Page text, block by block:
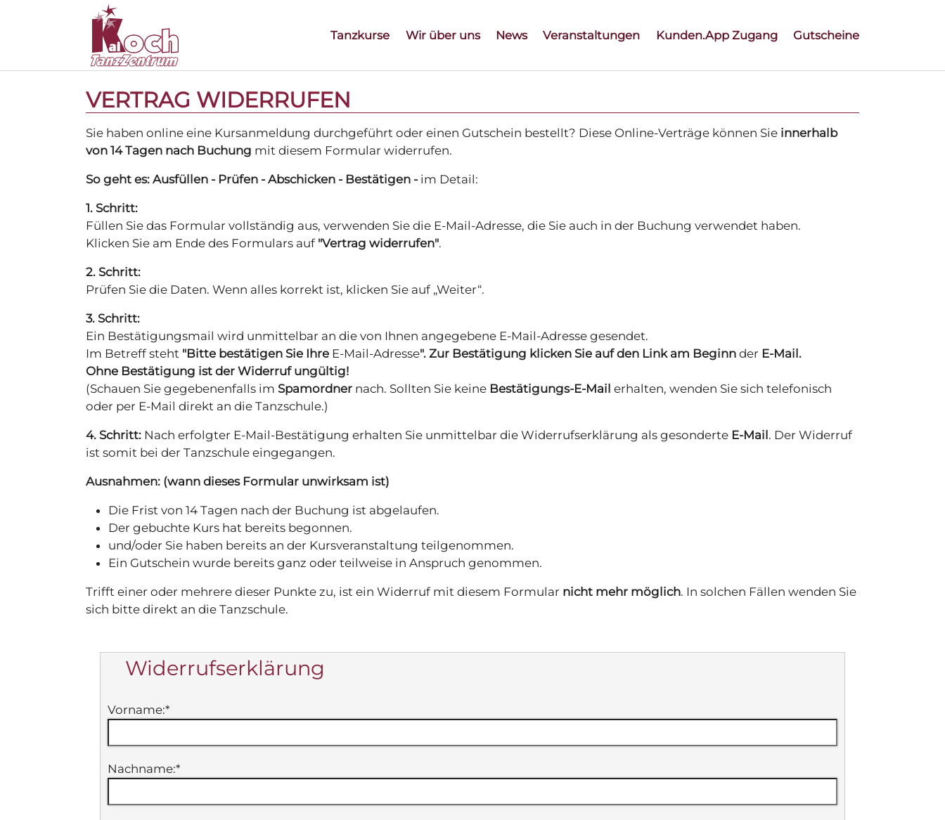
Tanzkurse Wir über uns News Veranstaltungen Kunden.App Zugang Gutscheine
VERTRAG WIDERRUFEN
Sie haben online eine Kursanmeldung durchgeführt oder einen Gutschein bestellt? Diese Online-Verträge können Sie innerhalb
von 14 Tagen nach Buchung mit diesem Formular widerrufen.
So geht es: Ausfüllen - Prüfen - Abschicken - Bestätigen - im Detail:
1. Schritt:
Füllen Sie das Formular vollständig aus, verwenden Sie die E-Mail-Adresse, die Sie auch in der Buchung verwendet haben.
Klicken Sie am Ende des Formulars auf "Vertrag widerrufen".
2. Schritt:
Prüfen Sie die Daten. Wenn alles korrekt ist, klicken Sie auf „Weiter“.
3. Schritt:
Ein Bestätigungsmail wird unmittelbar an die von Ihnen angegebene E-Mail-Adresse gesendet.
Im Betreff steht "Bitte bestätigen Sie Ihre E-Mail-Adresse". Zur Bestätigung klicken Sie auf den Link am Beginn der E-Mail .
Ohne Bestätigung ist der Widerruf ungültig!
(Schauen Sie gegebenenfalls im Spamordner nach. Sollten Sie keine Bestätigungs-E-Mail erhalten, wenden Sie sich telefonisch
oder per E-Mail direkt an die Tanzschule.)
4. Schritt: Nach erfolgter E-Mail-Bestätigung erhalten Sie unmittelbar die Widerrufserklärung als gesonderte E-Mail . Der Widerruf
ist somit bei der Tanzschule eingegangen.
Ausnahmen: (wann dieses Formular unwirksam ist)
Die Frist von 14 Tagen nach der Buchung ist abgelaufen.
Der gebuchte Kurs hat bereits begonnen.
und/oder Sie haben bereits an der Kursveranstaltung teilgenommen.
Ein Gutschein wurde bereits ganz oder teilweise in Anspruch genommen.
Trifft einer oder mehrere dieser Punkte zu, ist ein Widerruf mit diesem Formular nicht mehr möglich. In solchen Fällen wenden Sie
sich bitte direkt an die Tanzschule.
Widerrufserklärung
Vorname:*
Nachname:*